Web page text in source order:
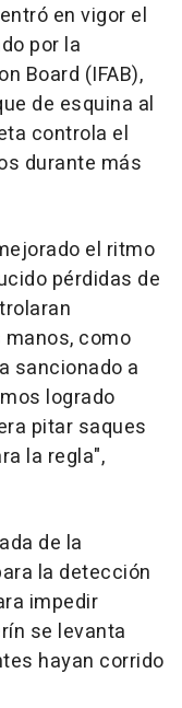
en vigor el
por la
Board (IFAB),
de esquina al
controla el
durante más
el ritmo
pérdidas de
como
sancionado a
logrado
pitar saques
la regla",
de la
la detección
impedir
se levanta
hayan corrido